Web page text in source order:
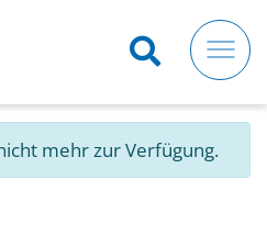
mehr zur Verfügung.